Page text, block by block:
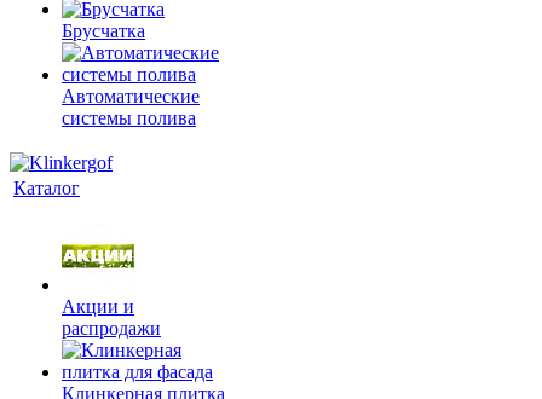
Брусчатка
Автоматические
системы полива
Каталог
Акции и
распродажи
Клинкерная плитка